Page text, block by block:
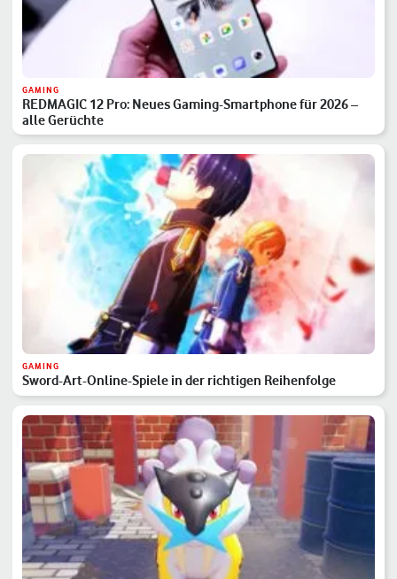
GAMING
REDMAGIC 12 Pro: Neues Gaming-Smartphone für 2026 –
alle Gerüchte
GAMING
Sword-Art-Online-Spiele in der richtigen Reihenfolge